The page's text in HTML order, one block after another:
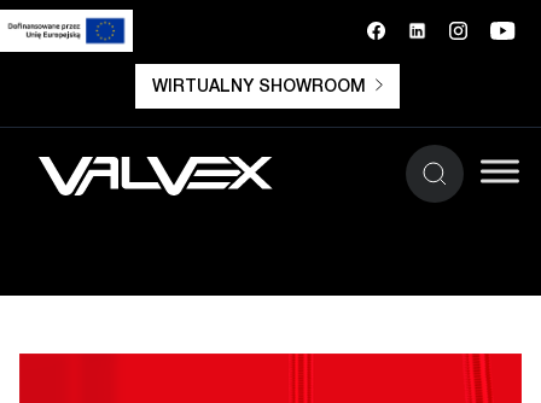
WIRTUALNY SHOWROOM